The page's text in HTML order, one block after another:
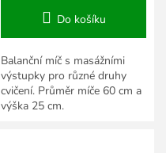
Do košíku
Balanční míč s masážními
výstupky pro různé druhy
cvičení. Průměr míče 60 cm a
výška 25 cm.